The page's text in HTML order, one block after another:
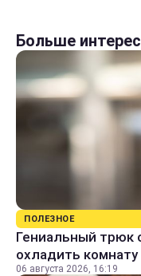
Больше
ПОЛЕЗНОЕ
Гениальный трюк
охладить
06 августа 2026, 16:19